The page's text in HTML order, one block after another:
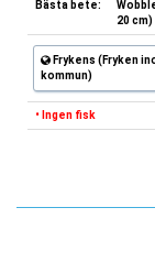
Bästa bete:
20 cm)
Frykens (Fryken
kommun)
• Ingen fisk